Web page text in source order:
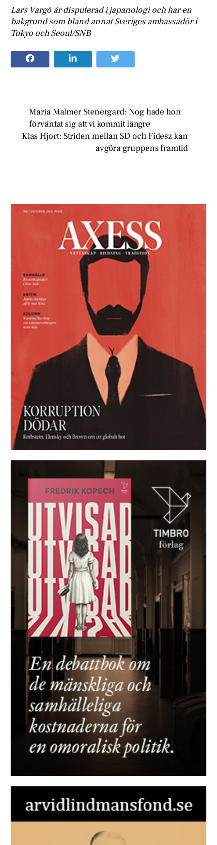
Lars Vargö är disputerad i japanologi och har en
bakgrund som bland annat Sveriges ambassadör i
Tokyo och Seoul/SNB
Maria Malmer Stenergard: Nog hade hon
förväntat sig att vi kommit längre
Klas Hjort: Striden mellan SD och Fidesz kan
avgöra gruppens framtid